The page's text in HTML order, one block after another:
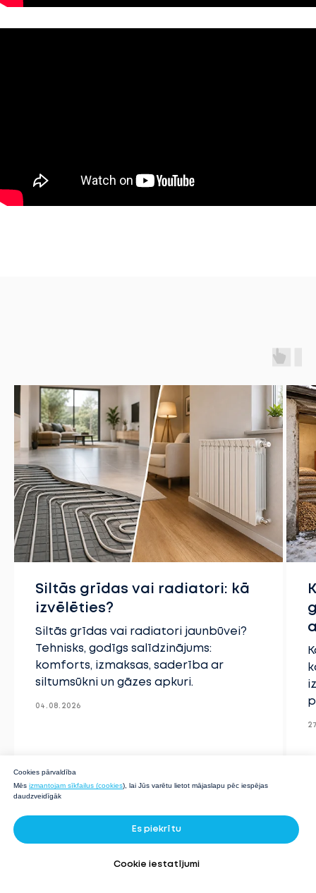
Cookies pārvaldība
Mēs izmantojam sīkfailus (cookies), lai Jūs varētu lietot mājaslapu pēc iespējas
daudzveidīgāk
Es piekrītu
Cookie iestatījumi
Siltās grīdas vai radiatori: kā
izvēlēties?
Siltās grīdas vai radiatori jaunbūvei?
Tehnisks, godīgs salīdzinājums:
komforts, izmaksas, saderība ar
siltumsūkni un gāzes apkuri.
04.08.2026